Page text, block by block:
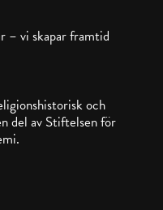
– vi skapar framtid
och
del av Stiftelsen för